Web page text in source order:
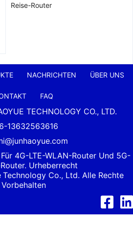
Reise-Router
NACHRICHTEN ÜBER UNS
FAQ
TECHNOLOGY CO., LTD.
13632563616
4G-LTE-WLAN-Router Und 5G-
Urheberrecht
Technology Co., Ltd. Alle Rechte
Vorbehalten
Facebook